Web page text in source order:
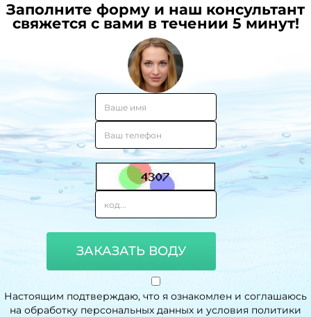
Заполните форму и наш консультант
свяжется с вами в течении 5 минут!
ЗАКАЗАТЬ ВОДУ
Настоящим подтверждаю, что я ознакомлен и соглашаюсь
на обработку персональных данных и условия политики